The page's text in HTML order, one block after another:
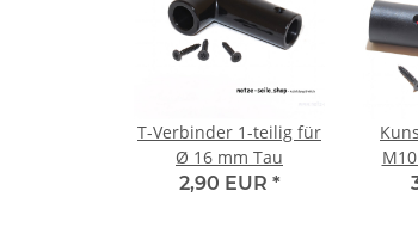
T-Verbinder 1-teilig für
Ø 16 mm Tau
2,90 EUR *